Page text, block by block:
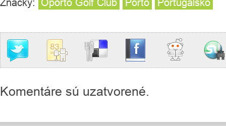
Komentáre sú uzatvorené.